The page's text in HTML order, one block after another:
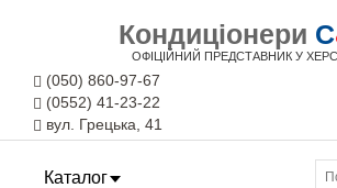
Кондиціонери C
ОФІЦІЙНИЙ ПРЕДСТАВНИК У
(050) 860-97-67
(0552) 41-23-22
вул. Грецька, 41
Каталог